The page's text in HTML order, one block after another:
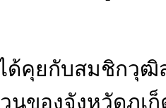
คุยกับสมชิกวุฒิ
นของจังหวัดภูเ